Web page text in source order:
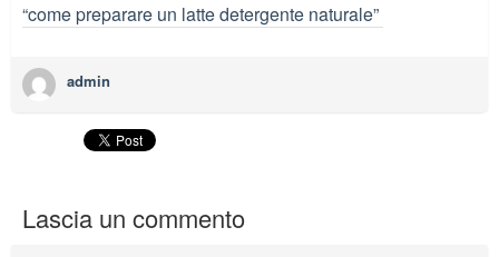
“come preparare un latte detergente naturale”
admin
Lascia un commento